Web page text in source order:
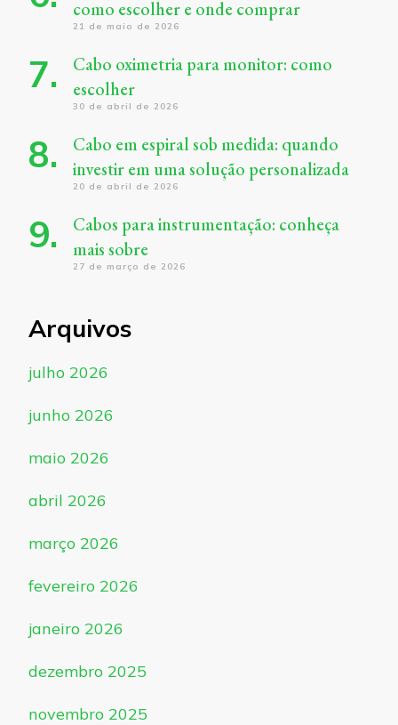
como escolher e onde comprar
21 de maio de 2026
Cabo oximetria para monitor: como
escolher
30 de abril de 2026
Cabo em espiral sob medida: quando
investir em uma solução personalizada
20 de abril de 2026
Cabos para instrumentação: conheça
mais sobre
27 de março de 2026
Arquivos
julho 2026
junho 2026
maio 2026
abril 2026
março 2026
fevereiro 2026
janeiro 2026
dezembro 2025
novembro 2025